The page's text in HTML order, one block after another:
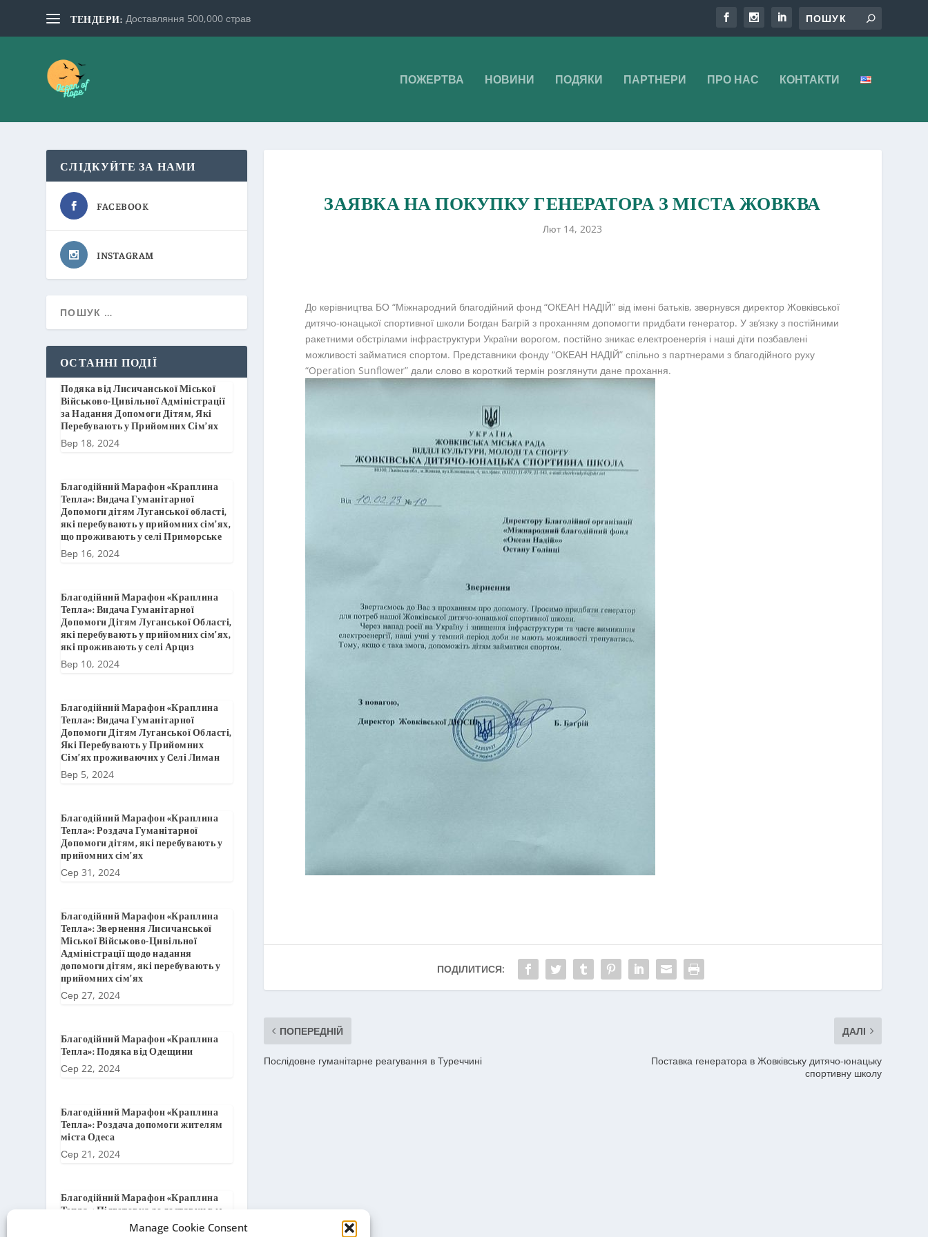
Manage Cookie Consent
ТЕНДЕРИ: Доставляння 500,000 страв
ПОЖЕРТВА НОВИНИ ПОДЯКИ ПАРТНЕРИ ПРО НАС КОНТАКТИ
ЗАЯВКА НА ПОКУПКУ ГЕНЕРАТОРА З МІСТА ЖОВКВА
Лют 14, 2023
До керівництва БО “Міжнародний благодійний фонд “ОКЕАН НАДІЙ” від імені батьків, звернувся директор Жовківської
дитячо-юнацької спортивної школи Богдан Багрій з проханням допомогти придбати генератор. У зв’язку з постійними
ракетними обстрілами інфраструктури України ворогом, постійно зникає електроенергія і наші діти позбавлені
можливості займатися спортом. Представники фонду “ОКЕАН НАДІЙ” спільно з партнерами з благодійного руху
“Operation Sunflower” дали слово в короткий термін розглянути дане прохання.
ПОДІЛИТИСЯ:
ПОПЕРЕДНІЙ
Послідовне гуманітарне реагування в Туреччині
ДАЛІ
Поставка генератора в Жовківську дитячо-юнацьку
спортивну школу
СЛІДКУЙТЕ ЗА НАМИ
FACEBOOK
INSTAGRAM
ОСТАННІ ПОДІЇ
Подяка від Лисичанської Міської
Військово-Цивільної Адміністрації
за Надання Допомоги Дітям, Які
Перебувають у Прийомних Сім’ях
Вер 18, 2024
Благодійний Марафон «Краплина
Тепла»: Видача Гуманітарної
Допомоги дітям Луганської області,
які перебувають у прийомних сім’ях,
що проживають у селі Приморське
Вер 16, 2024
Благодійний Марафон «Краплина
Тепла»: Видача Гуманітарної
Допомоги Дітям Луганської Області,
які перебувають у прийомних сім’ях,
які проживають у селі Арциз
Вер 10, 2024
Благодійний Марафон «Краплина
Тепла»: Видача Гуманітарної
Допомоги Дітям Луганської Області,
Які Перебувають у Прийомних
Сім’ях проживаючих у Cелі Лиман
Вер 5, 2024
Благодійний Марафон «Краплина
Тепла»: Роздача Гуманітарної
Допомоги дітям, які перебувають у
прийомних сім’ях
Сер 31, 2024
Благодійний Марафон «Краплина
Тепла»: Звернення Лисичанської
Міської Військово-Цивільної
Адміністрації щодо надання
допомоги дітям, які перебувають у
прийомних сім’ях
Сер 27, 2024
Благодійний Марафон «Краплина
Тепла»: Подяка від Одещини
Сер 22, 2024
Благодійний Марафон «Краплина
Тепла»: Роздача допомоги жителям
міста Одеса
Сер 21, 2024
Благодійний Марафон «Краплина
Тепла»: Підготовка до доставки в м.